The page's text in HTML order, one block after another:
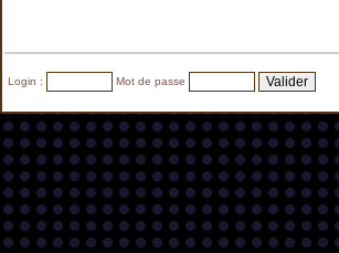
Login : Mot de passe